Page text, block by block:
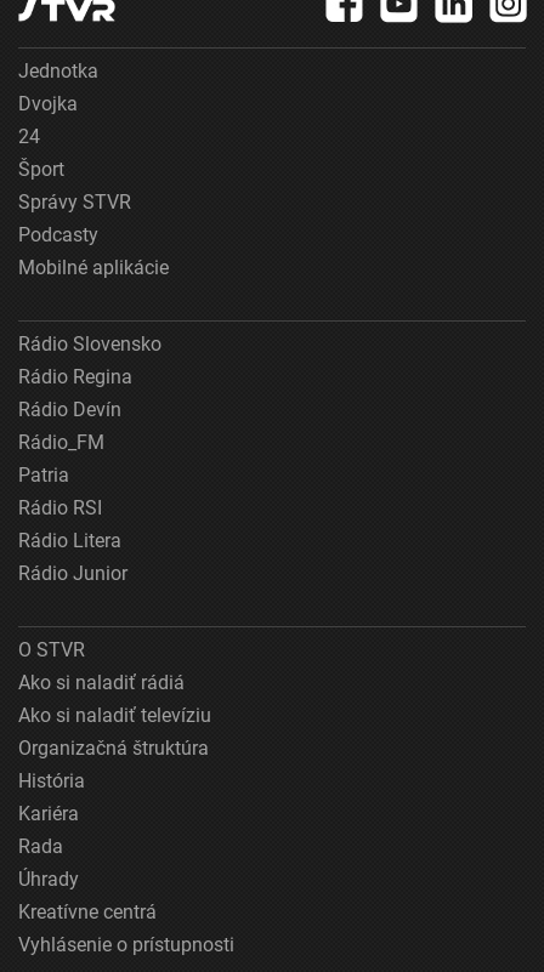
Jednotka
Dvojka
24
Šport
Správy STVR
Podcasty
Mobilné aplikácie
Rádio Slovensko
Rádio Regina
Rádio Devín
Rádio_FM
Patria
Rádio RSI
Rádio Litera
Rádio Junior
O STVR
Ako si naladiť rádiá
Ako si naladiť televíziu
Organizačná štruktúra
História
Kariéra
Rada
Úhrady
Kreatívne centrá
Vyhlásenie o prístupnosti